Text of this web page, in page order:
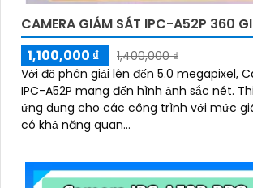
CAMERA GIÁM SÁT IPC-A52P 360
1,100,000 ₫
1,400,000 ₫
Với độ phân giải lên đến 5.0 megapixel,
IPC-A52P mang đến hình ảnh sắc nét. Thiết bị này được
ứng dụng cho các công trình với mức
có khả năng quan...